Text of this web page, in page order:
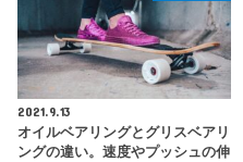
2021.9.13
オイルベアリングとグリスベアリ
ングの違い。速度やプッシュの伸